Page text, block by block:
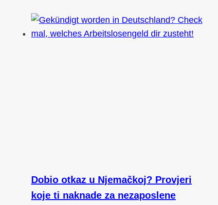
Dobio otkaz u Njemačkoj? Provjeri
koje ti naknade za nezaposlene